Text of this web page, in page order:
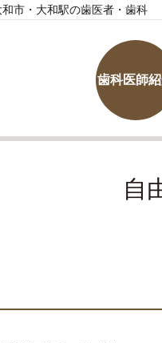
市・大和駅の歯医者・歯科
歯科医師
自